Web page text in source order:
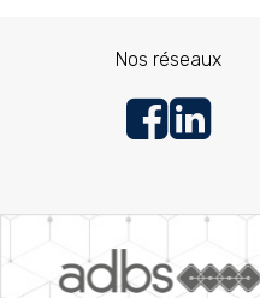
Nos réseaux